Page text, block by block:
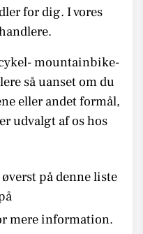
for dig. I vores
mountainbike-
så uanset om du
eller andet formål,
udvalgt af os hos
på denne liste
mere information.